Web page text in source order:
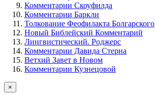
Комментарии Скоуфилда
Комментарии Баркли
Толкование Феофилакта Болгарского
Новый Библейский Комментарий
Лингвистический. Роджерс
Комментарии Давида Стерна
Ветхий Завет в Новом
Комментарии Кузнецовой
×